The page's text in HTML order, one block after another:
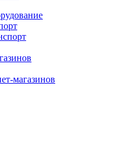
магазинов